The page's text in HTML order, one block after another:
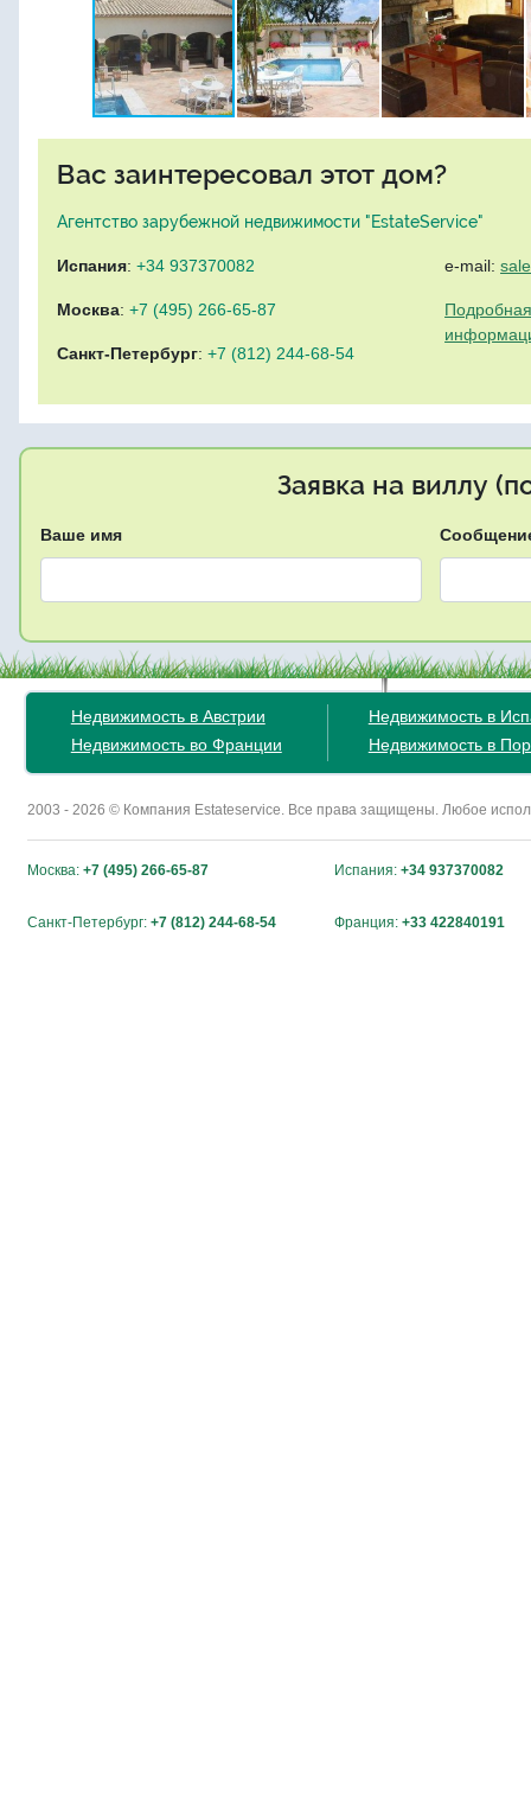
Вас заинтересовал этот дом?
Агентство зарубежной недвижимости "EstateService"
Испания: +34 937370082
Москва: +7 (495) 266-65-87
Санкт-Петербург: +7 (812) 244-68-54
e-mail:
Заявка на виллу
Ваше имя
Недвижимость в Австрии
Недвижимость во Франции
Недвижимость в
Недвижимость в
2003 - 2026 © Компания Estateservice. Все права защищены. Любое
Москва: +7 (495) 266-65-87 Испания: +34 937370082
Санкт-Петербург: +7 (812) 244-68-54 Франция: +33 422840191